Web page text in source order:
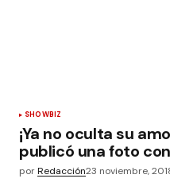
SHOWBIZ
¡Ya no oculta su
publicó una foto
porRedacción23 noviembre,